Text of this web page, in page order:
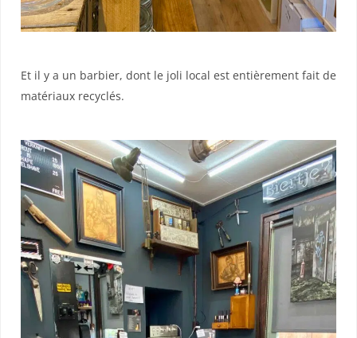
Et il y a un barbier, dont le joli local est entièrement fait de
matériaux recyclés.